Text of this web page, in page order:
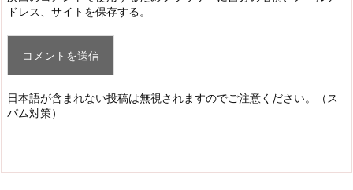
ドレス、サイトを保存する。
日本語が含まれない投稿は無視されますのでご注意ください。（ス
パム対策）